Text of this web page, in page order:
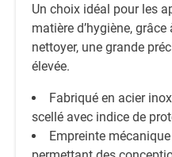
Un choix idéal pour les
matière d’hygiène,
nettoyer, une grande
élevée.
Fabriqué en acier
scellé avec indice de
Empreinte